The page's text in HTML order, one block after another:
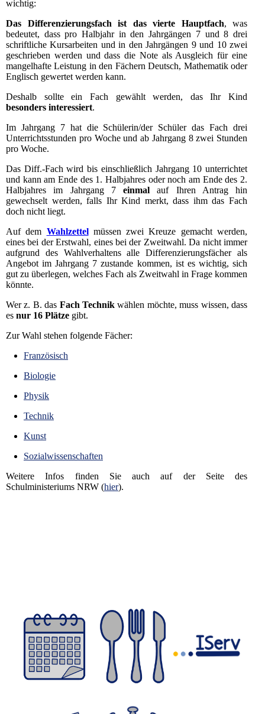
wichtig:
Das Differenzierungsfach ist das vierte Hauptfach, was
bedeutet, dass pro Halbjahr in den Jahrgängen 7 und 8 drei
schriftliche Kursarbeiten und in den Jahrgängen 9 und 10 zwei
geschrieben werden und dass die Note als Ausgleich für eine
mangelhafte Leistung in den Fächern Deutsch, Mathematik oder
Englisch gewertet werden kann.
Deshalb sollte ein Fach gewählt werden, das Ihr Kind
besonders interessiert.
Im Jahrgang 7 hat die Schülerin/der Schüler das Fach drei
Unterrichtsstunden pro Woche und ab Jahrgang 8 zwei Stunden
pro Woche.
Das Diff.-Fach wird bis einschließlich Jahrgang 10 unterrichtet
und kann am Ende des 1. Halbjahres oder noch am Ende des 2.
Halbjahres im Jahrgang 7 einmal auf Ihren Antrag hin
gewechselt werden, falls Ihr Kind merkt, dass ihm das Fach
doch nicht liegt.
Auf dem Wahlzettelmüssen zwei Kreuze gemacht werden,
eines bei der Erstwahl, eines bei der Zweitwahl. Da nicht immer
aufgrund des Wahlverhaltens alle Differenzierungsfächer als
Angebot im Jahrgang 7 zustande kommen, ist es wichtig, sich
gut zu überlegen, welches Fach als Zweitwahl in Frage kommen
könnte.
Wer z. B. das Fach Technik wählen möchte, muss wissen, dass
es nur 16 Plätze gibt.
Zur Wahl stehen folgende Fächer:
Französisch
Biologie
Physik
Technik
Kunst
Sozialwissenschaften
Weitere Infos finden Sie auch auf der Seite des
Schulministeriums NRW (hier).